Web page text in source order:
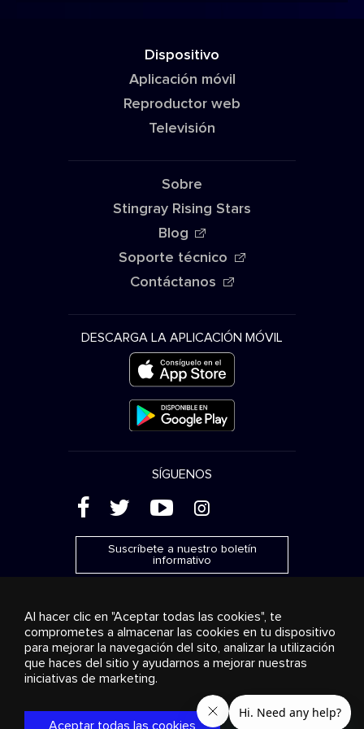
Dispositivo
Aplicación móvil
Reproductor web
Televisión
Sobre
Stingray Rising Stars
Blog
Soporte técnico
Contáctanos
DESCARGA LA APLICACIÓN MÓVIL
SÍGUENOS
( ' + &
Suscríbete a nuestro boletín
informativo
Publicidad Transmisión y distribución
Productos de
consumo
Soluciones empresariales Radio
Sobre
nosotros
© 2018-2025 Stingray Group Inc. Todos los derechos
reservados. STINGRAY®, STINGRAY® MUSIC y otras marcas y
Al hacer clic en "Aceptar todas las cookies", te
comprometes a almacenar las cookies en tu dispositivo
para mejorar la navegación del sito, analizar la utilización
que haces del sitio y ayudarnos a mejorar nuestras
iniciativas de marketing.
Aceptar todas las cookies